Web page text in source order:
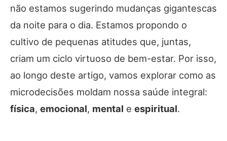
não estamos sugerindo mudanças gigantescas
da noite para o dia. Estamos propondo o
cultivo de pequenas atitudes que, juntas,
criam um ciclo virtuoso de bem-estar. Por isso,
ao longo deste artigo, vamos explorar como as
microdecisões moldam nossa saúde integral:
física, emocional, mental e espiritual.